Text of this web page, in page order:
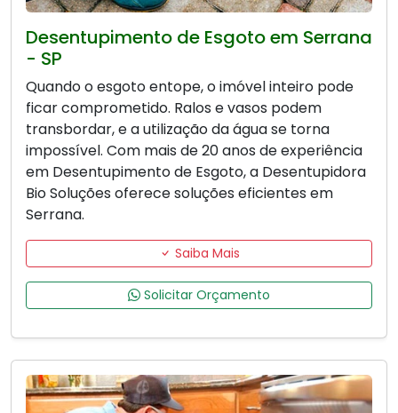
Desentupimento de Esgoto em Serrana
- SP
Quando o esgoto entope, o imóvel inteiro pode
ficar comprometido. Ralos e vasos podem
transbordar, e a utilização da água se torna
impossível. Com mais de 20 anos de experiência
em Desentupimento de Esgoto, a Desentupidora
Bio Soluções oferece soluções eficientes em
Serrana.
Saiba Mais
Solicitar Orçamento